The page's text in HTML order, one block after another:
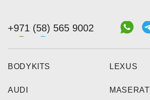
+971 (58) 565 9002
BODYKITS
AUDI
LEXUS
MASERATI